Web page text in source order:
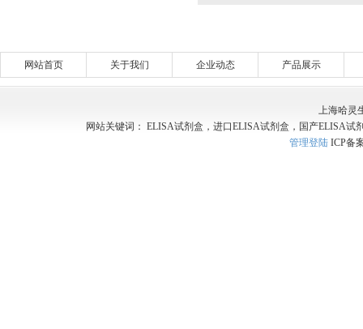
网站首页 关于我们 企业动态 产品展示
上海哈灵
网站关键词： ELISA试剂盒，进口ELISA试剂盒，国产ELISA
管理登陆 ICP备